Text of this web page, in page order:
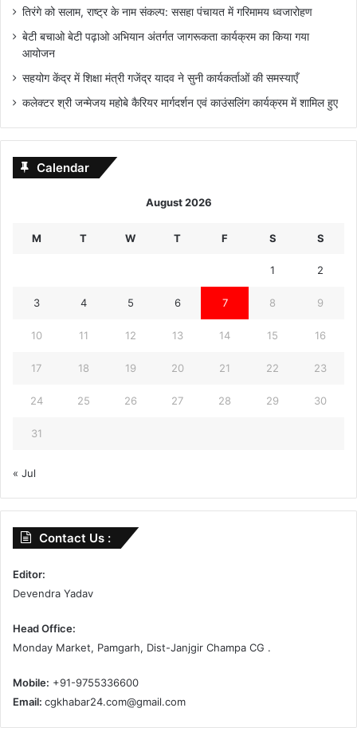
तिरंगे को सलाम, राष्ट्र के नाम संकल्प: ससहा पंचायत में गरिमामय ध्वजारोहण
बेटी बचाओ बेटी पढ़ाओ अभियान अंतर्गत जागरूकता कार्यक्रम का किया गया
आयोजन
सहयोग केंद्र में शिक्षा मंत्री गजेंद्र यादव ने सुनी कार्यकर्ताओं की समस्याएँ
कलेक्टर श्री जन्मेजय महोबे कैरियर मार्गदर्शन एवं काउंसलिंग कार्यक्रम में शामिल हुए
Calendar
August 2026
M T W T F S S
1 2
3 4 5 6 7 8 9
10 11 12 13 14 15 16
17 18 19 20 21 22 23
24 25 26 27 28 29 30
31
« Jul
Contact Us :
Editor:
Devendra Yadav
Head Office:
Monday Market, Pamgarh, Dist-Janjgir Champa CG .
Mobile: +91-9755336600
Email: cgkhabar24.com@gmail.com